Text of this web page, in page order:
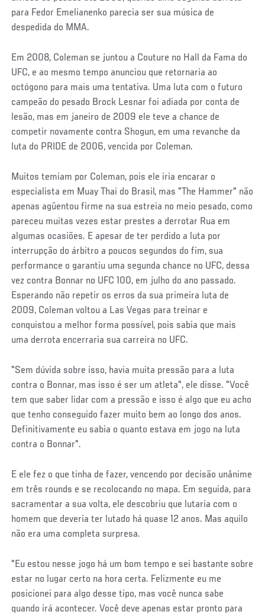
para Fedor Emelianenko parecia ser sua música de
despedida do MMA.
Em 2008, Coleman se juntou a Couture no Hall da Fama do
UFC, e ao mesmo tempo anunciou que retornaria ao
octógono para mais uma tentativa. Uma luta com o futuro
campeão do pesado Brock Lesnar foi adiada por conta de
lesão, mas em janeiro de 2009 ele teve a chance de
competir novamente contra Shogun, em uma revanche da
luta do PRIDE de 2006, vencida por Coleman.
Muitos temiam por Coleman, pois ele iria encarar o
especialista em Muay Thai do Brasil, mas "The Hammer" não
apenas agüentou firme na sua estreia no meio pesado, como
pareceu muitas vezes estar prestes a derrotar Rua em
algumas ocasiões. E apesar de ter perdido a luta por
interrupção do árbitro a poucos segundos do fim, sua
performance o garantiu uma segunda chance no UFC, dessa
vez contra Bonnar no UFC 100, em julho do ano passado.
Esperando não repetir os erros da sua primeira luta de
2009, Coleman voltou a Las Vegas para treinar e
conquistou a melhor forma possível, pois sabia que mais
uma derrota encerraria sua carreira no UFC.
"Sem dúvida sobre isso, havia muita pressão para a luta
contra o Bonnar, mas isso é ser um atleta", ele disse. "Você
tem que saber lidar com a pressão e isso é algo que eu acho
que tenho conseguido fazer muito bem ao longo dos anos.
Definitivamente eu sabia o quanto estava em jogo na luta
contra o Bonnar".
E ele fez o que tinha de fazer, vencendo por decisão unânime
em três rounds e se recolocando no mapa. Em seguida, para
sacramentar a sua volta, ele descobriu que lutaria com o
homem que deveria ter lutado há quase 12 anos. Mas aquilo
não era uma completa surpresa.
"Eu estou nesse jogo há um bom tempo e sei bastante sobre
estar no lugar certo na hora certa. Felizmente eu me
posicionei para algo desse tipo, mas você nunca sabe
quando irá acontecer. Você deve apenas estar pronto para